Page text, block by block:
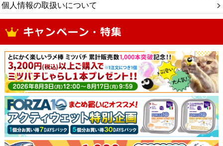
個人情報の取扱いについて